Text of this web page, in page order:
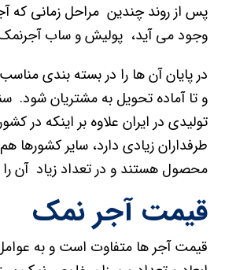
پس از روند چندین مراحل زمانی که
وجود می آید، پولیش و ساب
در پایان آن ها را در بسته بندی
و تا آماده تحویل به مشتریان
تولیدی در ایران علاوه بر اینکه در
طرفداران زیادی دارد، سایر کشورها
محصول هستند و در تعداد زیاد آن
قیمت آجر نمک
قیمت آجر ها متفاوت است و به